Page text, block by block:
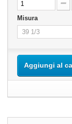
Misura
Aggiungi al